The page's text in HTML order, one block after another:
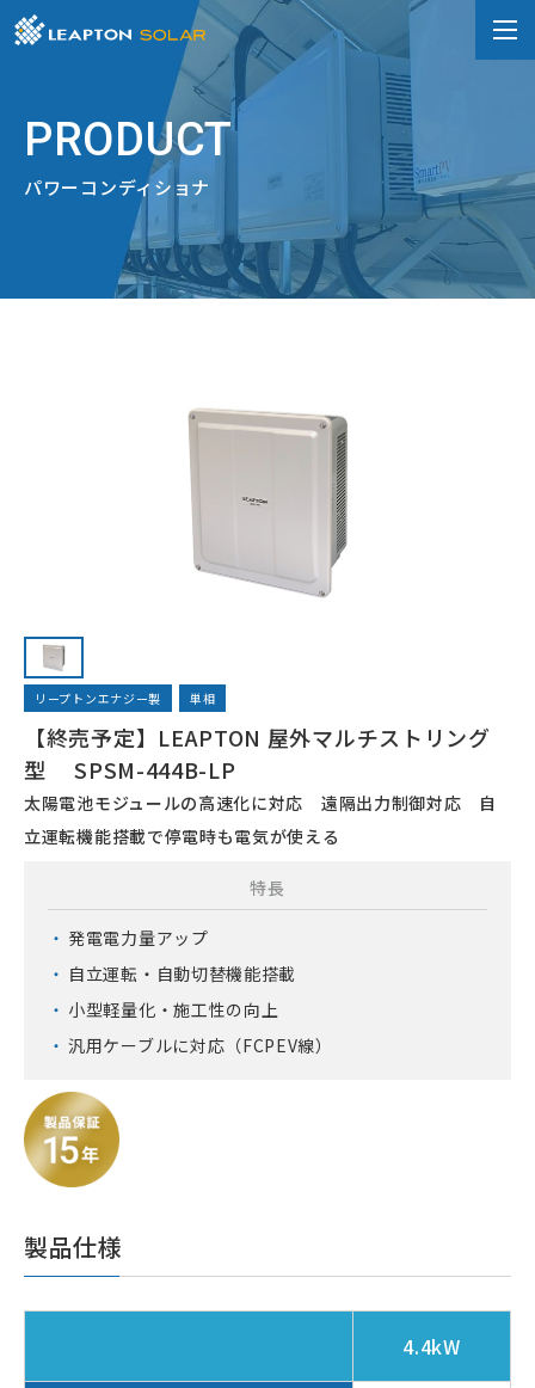
PRODUCT
パワーコンディショナ
リープトンエナジー製 単相
【終売予定】LEAPTON 屋外マルチストリング
型 SPSM-444B-LP
太陽電池モジュールの高速化に対応 遠隔出力制御対応 自
立運転機能搭載で停電時も電気が使える
特長
発電電力量アップ
自立運転・自動切替機能搭載
小型軽量化・施工性の向上
汎用ケーブルに対応（FCPEV線）
製品仕様
4.4kW